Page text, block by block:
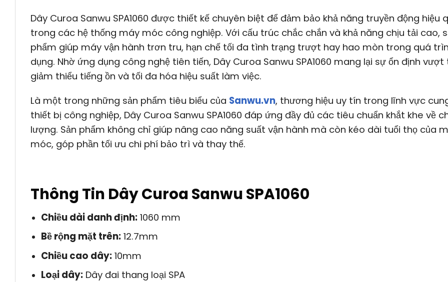
Dây Curoa Sanwu SPA1060 được thiết kế chuyên biệt để đảm bảo khả năng truyền động hiệu
trong các hệ thống máy móc công nghiệp. Với cấu trúc chắc chắn và khả năng chịu tải cao,
phẩm giúp máy vận hành trơn tru, hạn chế tối đa tình trạng trượt hay hao mòn trong quá
dụng. Nhờ ứng dụng công nghệ tiên tiến, Dây Curoa Sanwu SPA1060 mang lại sự ổn định vượt
giảm thiểu tiếng ồn và tối đa hóa hiệu suất làm việc.
Là một trong những sản phẩm tiêu biểu của Sanwu.vn, thương hiệu uy tín trong lĩnh vực
thiết bị công nghiệp, Dây Curoa Sanwu SPA1060 đáp ứng đầy đủ các tiêu chuẩn khắt khe về
lượng. Sản phẩm không chỉ giúp nâng cao năng suất vận hành mà còn kéo dài tuổi thọ của
móc, góp phần tối ưu chi phí bảo trì và thay thế.
Thông Tin Dây Curoa Sanwu SPA1060
Chiều dài danh định:1060 mm
Bề rộng mặt trên:12.7mm
Chiều cao dây:10mm
Loại dây:Dây đai thang loại SPA